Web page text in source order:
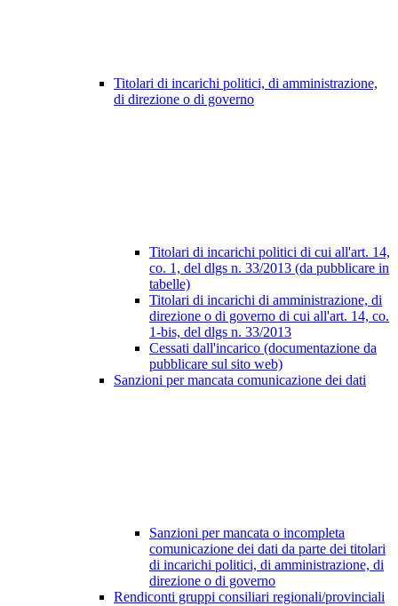
Titolari di incarichi politici, di amministrazione,
di direzione o di governo
Titolari di incarichi politici di cui all'art. 14,
co. 1, del dlgs n. 33/2013 (da pubblicare in
tabelle)
Titolari di incarichi di amministrazione, di
direzione o di governo di cui all'art. 14, co.
1-bis, del dlgs n. 33/2013
Cessati dall'incarico (documentazione da
pubblicare sul sito web)
Sanzioni per mancata comunicazione dei dati
Sanzioni per mancata o incompleta
comunicazione dei dati da parte dei titolari
di incarichi politici, di amministrazione, di
direzione o di governo
Rendiconti gruppi consiliari regionali/provinciali